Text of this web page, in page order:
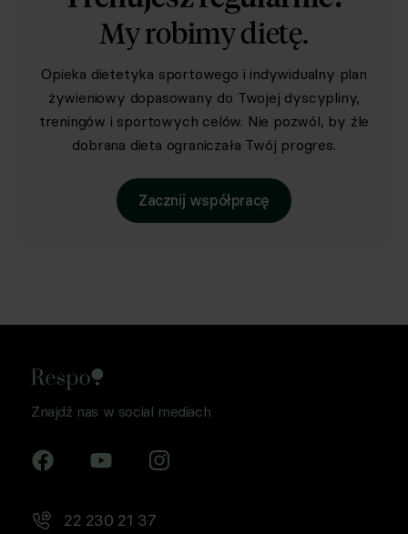
My robimy dietę.
Opieka dietetyka sportowego i indywidualny plan
żywieniowy dopasowany do Twojej dyscypliny,
treningów i sportowych celów. Nie pozwól, by źle
dobrana dieta ograniczała Twój progres.
Zacznij współpracę
Znajdź nas w social mediach
22 230 21 37